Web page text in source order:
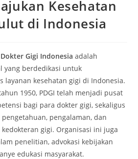
Kesehatan
di Indonesia
Gigi Indonesia adalah
yang berdedikasi untuk
layanan kesehatan gigi di Indonesia.
1950, PDGI telah menjadi pusat
bagi para dokter gigi, sekaligus
pengalaman, dan
gigi. Organisasi ini juga
penelitian, advokasi kebijakan
edukasi masyarakat.